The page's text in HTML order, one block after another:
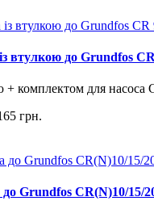
втулкою до Grundfos
комплектом для насоса
грн.
Grundfos CR(N)10/15/